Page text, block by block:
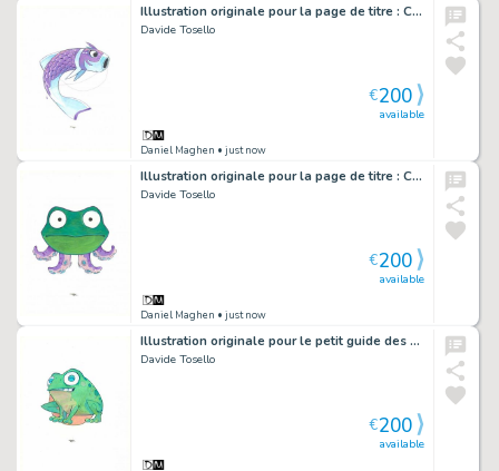
Illustration originale pour la page de titre : Chapitre 08, Ouvre les yeux ! - Maison Croa Croa
Davide Tosello
Daniel Maghen • just now
available
€200
Illustration originale pour la page de titre : Chapitre 05, Maion Croâ Croâ - Maison Croa Croa
Davide Tosello
Daniel Maghen • just now
available
€200
Illustration originale pour le petit guide des symboles : la Grenouille - Maison Croa Croa
Davide Tosello
available
€200